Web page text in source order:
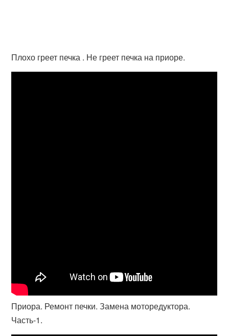
Плохо греет печка . Не греет печка на приоре.
Приора. Ремонт печки. Замена моторедуктора.
Часть-1.